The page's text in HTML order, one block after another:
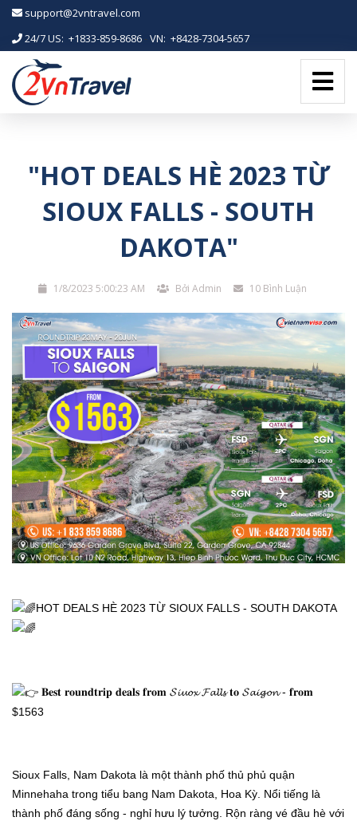
-->
support@2vntravel.com
24/7 US: +1833-859-8686 - VN: +8428-7304-5657
"HOT DEALS HÈ 2023 TỪ
SIOUX FALLS - SOUTH
DAKOTA"
1/8/2023 5:00:23 AM Bởi Admin 10 Bình Luận
HOT DEALS HÈ 2023 TỪ SIOUX FALLS - SOUTH DAKOTA
𝐁𝐞𝐬𝐭 𝐫𝐨𝐮𝐧𝐝𝐭𝐫𝐢𝐩 𝐝𝐞𝐚𝐥𝐬 𝐟𝐫𝐨𝐦 𝓢𝓲𝓾𝓸𝔁 𝓕𝓪𝓵𝓵𝓼 𝐭𝐨 𝓢𝓪𝓲𝓰𝓸𝓷 - 𝐟𝐫𝐨𝐦
$1563
Sioux Falls, Nam Dakota là một thành phố thủ phủ quận
Minnehaha trong tiểu bang Nam Dakota, Hoa Kỳ. Nổi tiếng là
thành phố đáng sống - nghỉ hưu lý tưởng. Rộn ràng vé đầu hè với